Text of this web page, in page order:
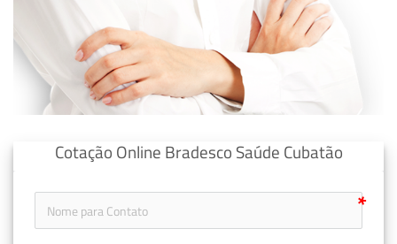
Cotação Online Bradesco Saúde Cubatão